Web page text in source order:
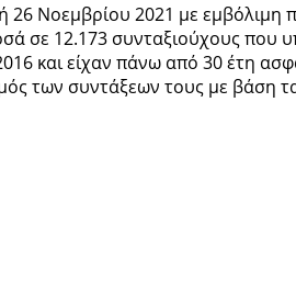
26 Νοεμβρίου 2021 με εμβόλιμη
σε 12.173 συνταξιούχους που
και είχαν πάνω από 30 έτη
των συντάξεων τους με βάση